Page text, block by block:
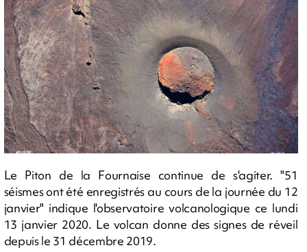
Le Piton de la Fournaise continue de s'agiter. "51
séismes ont été enregistrés au cours de la journée du 12
janvier" indique l'observatoire volcanologique ce lundi
13 janvier 2020. Le volcan donne des signes de réveil
depuis le 31 décembre 2019.